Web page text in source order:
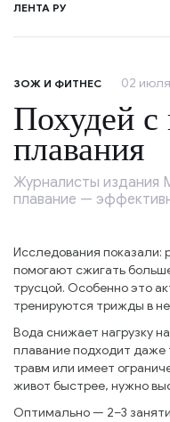
ЛЕНТА РУ
ЗОЖ И ФИТНЕС 02
Похудей
плавания
Журналисты издания
плавание —
Исследования показали:
помогают сжигать
трусцой. Особенно это
тренируются трижды в
Вода снижает нагрузку
плавание подходит даже
травм или имеет
живот быстрее, нужно
Оптимально — 2–3